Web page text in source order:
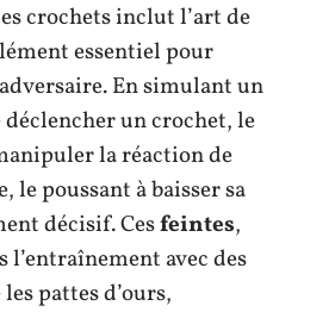
crochets inclut l’art de
essentiel pour
En simulant un
déclencher un crochet, le
la réaction de
le poussant à baisser sa
décisif. Cesfeintes,
l’entraînement avec des
pattes d’ours,